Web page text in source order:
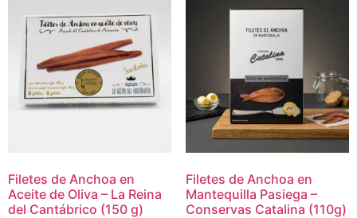
Filetes de Anchoa en
Aceite de Oliva – La Reina
del Cantábrico (150 g)
Filetes de Anchoa en
Mantequilla Pasiega –
Conservas Catalina (110g)